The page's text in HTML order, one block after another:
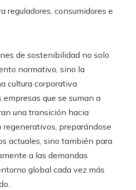
reguladores, consumidores e
de sostenibilidad no solo
normativo, sino la
cultura corporativa
que se suman a
una transición hacia
regenerativos, preparándose
actuales, sino también para
a las demandas
global cada vez más